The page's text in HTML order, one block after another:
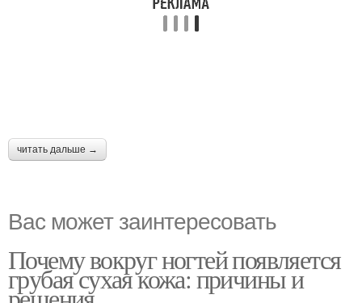
читать дальше →
Вас может заинтересовать
Почему вокруг ногтей появляется
грубая сухая кожа: причины и